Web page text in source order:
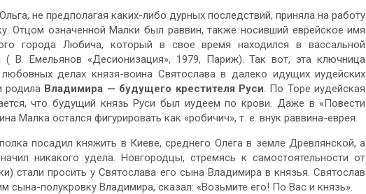
не предполагая каких-либо дурных последствий, приняла на работу
Отцом означенной Малки был раввин, также носивший еврейское имя
города Любича, который в свое время находился в вассальной
( В. Емельянов «Десионизация», 1979, Париж). Так вот, эта ключница
делах князя-воина Святослава в далеко идущих иудейских
родила Владимира — будущего крестителя Руси. По Торе иудейская
что будущий князь Руси был иудеем по крови. Даже в «Повести
Малка остался фигурировать как «робичич», т. е. внук раввина-еврея.
посадил княжить в Киеве, среднего Олега в земле Древлянской, а
никакого удела. Новгородцы, стремясь к самостоятельности от
стали просить у Святослава его сына Владимира в князья. Святослав
сына-полукровку Владимира, сказал: «Возьмите его! По Вас и князь».